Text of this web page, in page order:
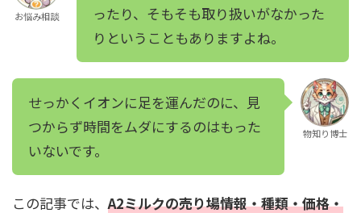
お悩み相談
ったり、そもそも取り扱いがなかった
りということもありますよね。
せっかくイオンに足を運んだのに、見
つからず時間をムダにするのはもった
いないです。
物知り博士
この記事では、 A2ミルクの売り場情報・種類・価格・